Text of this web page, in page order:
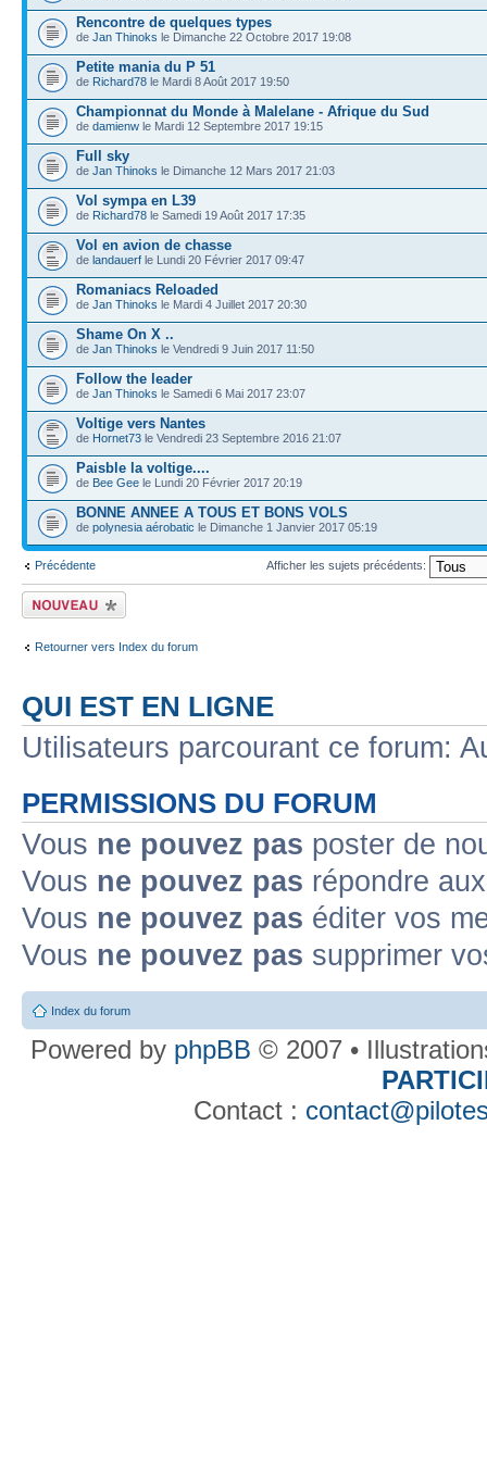
Rencontre de quelques types
de Jan Thinoks le Dimanche 22 Octobre 2017 19:08
Petite mania du P 51
de Richard78 le Mardi 8 Août 2017 19:50
Championnat du Monde à Malelane - Afrique du Sud
de damienw le Mardi 12 Septembre 2017 19:15
Full sky
de Jan Thinoks le Dimanche 12 Mars 2017 21:03
Vol sympa en L39
de Richard78 le Samedi 19 Août 2017 17:35
Vol en avion de chasse
de landauerf le Lundi 20 Février 2017 09:47
Romaniacs Reloaded
de Jan Thinoks le Mardi 4 Juillet 2017 20:30
Shame On X ..
de Jan Thinoks le Vendredi 9 Juin 2017 11:50
Follow the leader
de Jan Thinoks le Samedi 6 Mai 2017 23:07
Voltige vers Nantes
de Hornet73 le Vendredi 23 Septembre 2016 21:07
Paisble la voltige....
de Bee Gee le Lundi 20 Février 2017 20:19
BONNE ANNEE A TOUS ET BONS VOLS
de polynesia aérobatic le Dimanche 1 Janvier 2017 05:19
Précédente Afficher les sujets précédents:
Ecrire un nouveau
sujet
Retourner vers Index du forum
QUI EST EN LIGNE
Utilisateurs parcourant ce forum:
PERMISSIONS DU FORUM
Vous ne pouvez pas poster de
Vous ne pouvez pas répondre
Vous ne pouvez pas éditer vos
Vous ne pouvez pas supprimer
Index du forum
Powered by phpBB © 2007 •
Contact :